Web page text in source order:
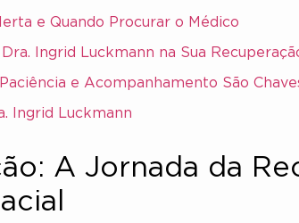
e Quando Procurar o Médico
Ingrid Luckmann na Sua
e Acompanhamento São
Ingrid Luckmann
A Jornada da